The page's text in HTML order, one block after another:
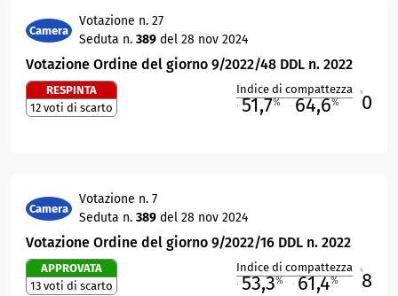
Camera
Votazione n. 27
Seduta n. 389 del 28 nov 2024
Votazione Ordine del giorno 9/2022/48 DDL n. 2022
RESPINTA
12 voti di scarto
Indice di compattezza
51,7% 64,6% 0
Camera
Votazione n. 7
Seduta n. 389 del 28 nov 2024
Votazione Ordine del giorno 9/2022/16 DDL n. 2022
APPROVATA
13 voti di scarto
Indice di compattezza
53,3% 61,4% 8